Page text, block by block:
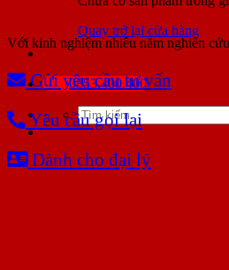
Quay trở lại cửa hàng
0853.400.400
Tìm
kiếm:
Với kinh nghiệm nhiêu năm nghiên
Gửi yêu cầu tư vấn
Yêu cầu gọi lại
Dành cho đại lý